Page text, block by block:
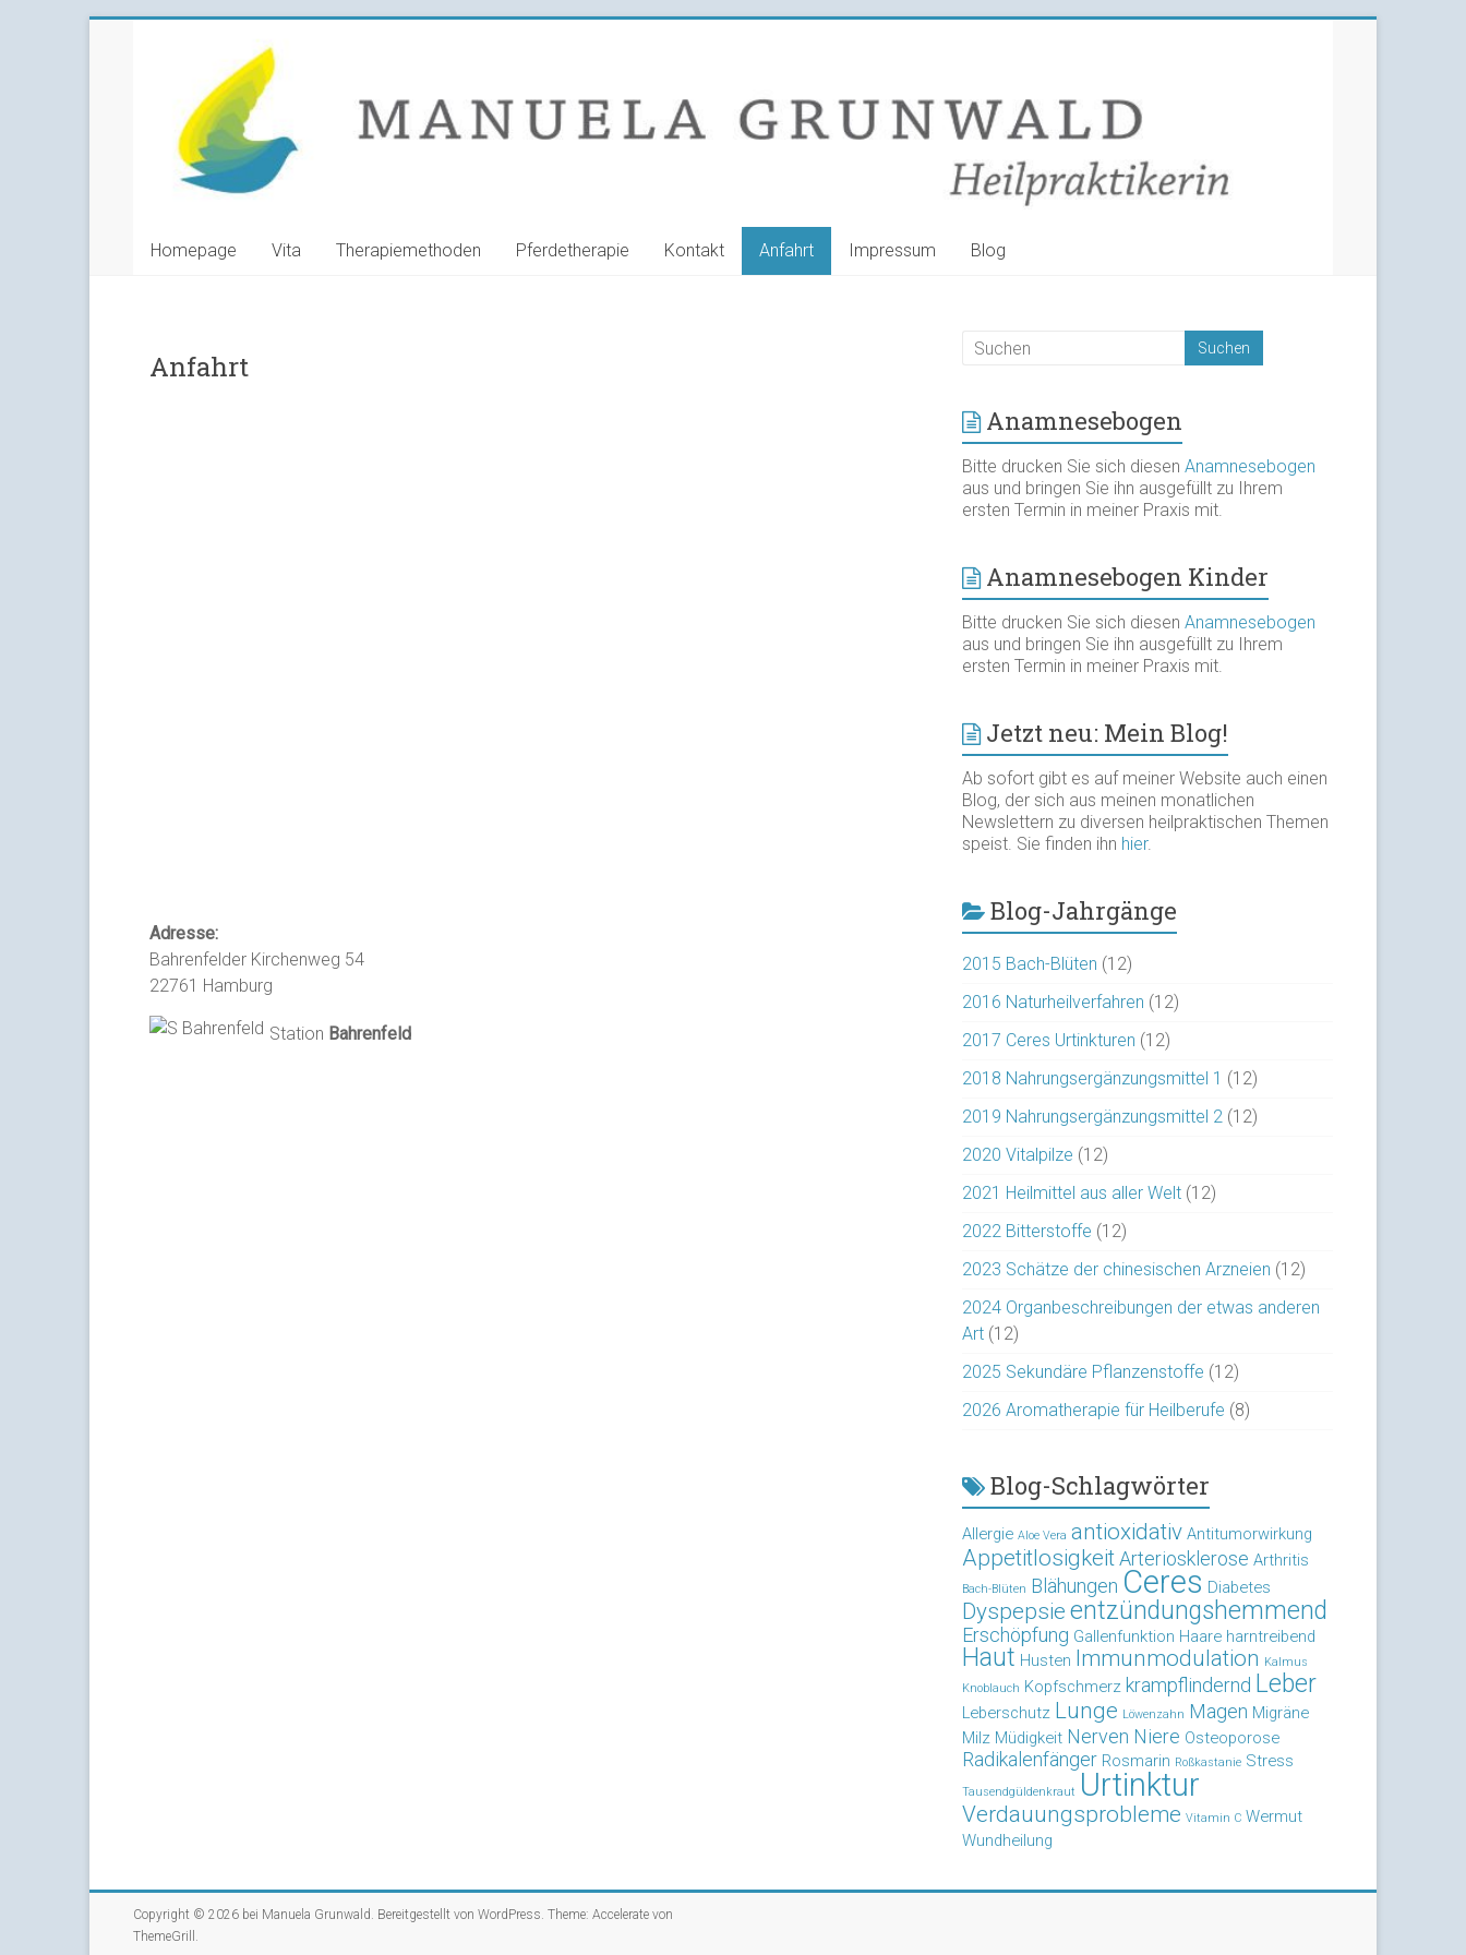
Manuela
Grunwald
Heilpraktikerin
Homepage Vita Therapiemethoden Pferdetherapie Kontakt Anfahrt Impressum Blog
Anfahrt
Adresse:
Bahrenfelder Kirchenweg 54
22761 Hamburg
Station Bahrenfeld
Anamnesebogen
Bitte drucken Sie sich diesenAnamnesebogen
aus und bringen Sie ihn ausgefüllt zu Ihrem
ersten Termin in meiner Praxis mit.
Anamnesebogen Kinder
Bitte drucken Sie sich diesenAnamnesebogen
aus und bringen Sie ihn ausgefüllt zu Ihrem
ersten Termin in meiner Praxis mit.
Jetzt neu: Mein Blog!
Ab sofort gibt es auf meiner Website auch einen
Blog, der sich aus meinen monatlichen
Newslettern zu diversen heilpraktischen Themen
speist. Sie finden ihn hier.
Blog-Jahrgänge
2015 Bach-Blüten (12)
2016 Naturheilverfahren (12)
2017 Ceres Urtinkturen (12)
2018 Nahrungsergänzungsmittel 1 (12)
2019 Nahrungsergänzungsmittel 2 (12)
2020 Vitalpilze (12)
2021 Heilmittel aus aller Welt (12)
2022 Bitterstoffe (12)
2023 Schätze der chinesischen Arzneien (12)
2024 Organbeschreibungen der etwas anderen
Art (12)
2025 Sekundäre Pflanzenstoffe (12)
2026 Aromatherapie für Heilberufe (8)
Blog-Schlagwörter
Allergie Aloe Vera antioxidativ Antitumorwirkung
AppetitlosigkeitArteriosklerose Arthritis
Bach-Blüten Blähungen Ceres Diabetes
Dyspepsie entzündungshemmend
Erschöpfung Gallenfunktion Haare harntreibend
Haut Husten Immunmodulation Kalmus
Knoblauch Kopfschmerz krampflindernd Leber
Leberschutz Lunge Löwenzahn Magen Migräne
Milz Müdigkeit Nerven Niere Osteoporose
Radikalenfänger Rosmarin Roßkastanie Stress
Tausendgüldenkraut Urtinktur
Verdauungsprobleme Vitamin C Wermut
Wundheilung
Copyright © 2026 bei Manuela Grunwald. Bereitgestellt von WordPress. Theme: Accelerate von
ThemeGrill .